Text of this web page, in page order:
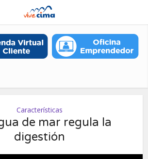
Características
de mar regula la
digestión